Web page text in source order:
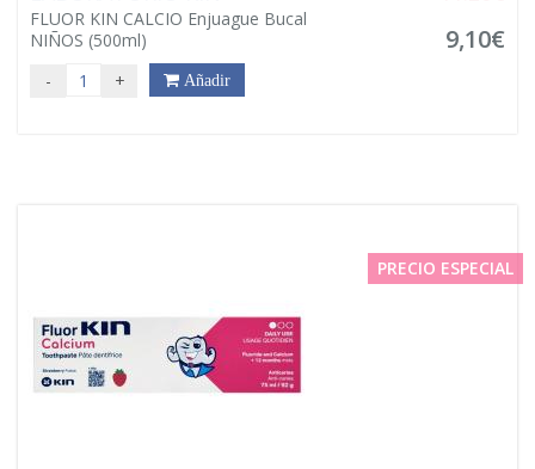
FLUOR KIN CALCIO Enjuague Bucal
NIÑOS (500ml)
9,10€
- + Añadir
PRECIO ESPECIAL